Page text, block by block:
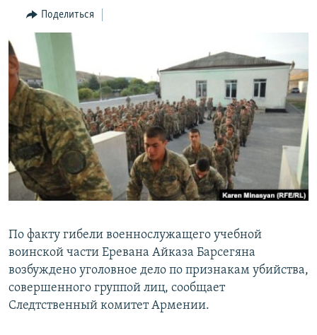
Перейти
поиску
РЕГИОН
НАГОРНЫЙ КАРАБАХ
КУЛЬТУРА
СПОРТ
АРХИВ
Հայերեն
English
Русский
Все сайты Радио Азатутюн
Поделиться
По факту гибели военнослужащего учебной
воинской части Еревана Айказа Барсегяна
возбуждено уголовное дело по признакам убийства,
совершенного группой лиц, сообщает
Следтственный комитет Армении.